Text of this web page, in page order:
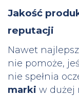
Jakość
reputacji
Nawet
nie pomoże,
nie spełnia
marki w dużej